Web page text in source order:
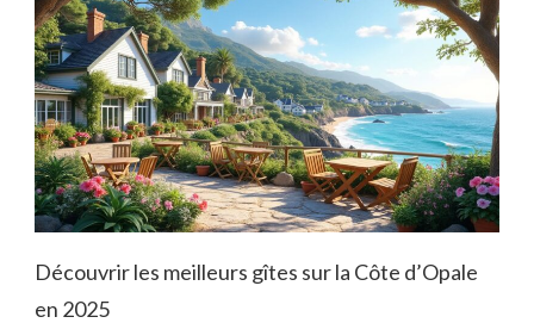
Découvrir les meilleurs gîtes sur la Côte d’Opale
en 2025